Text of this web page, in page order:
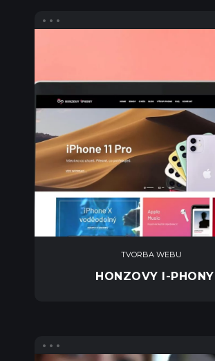
TVORBA WEBU
HONZOVY I-PHONY